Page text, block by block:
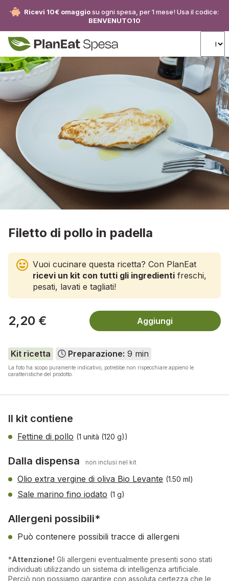
Ricevi 10€ omaggiosu ogni spesa, per 1 mese! Usa il codice:
BENVENUTO10
Filetto di pollo in padella
Vuoi cucinare questa ricetta? Con PlanEat
ricevi un kit con tutti gli ingredienti freschi,
pesati, lavati e tagliati!
2,20 € Aggiungi
Kit ricetta Preparazione: 9 min
La foto ha scopo puramente indicativo, potrebbe non rispecchiare appieno le
caratteristiche del prodotto.
Il kit contiene
Fettine di pollo (1 unità (120 g))
Dalla dispensa non inclusi nel kit
Olio extra vergine di oliva Bio Levante (1.50 ml)
Sale marino fino iodato (1 g)
Allergeni possibili*
Può contenere possibili tracce di allergeni
*Attenzione! Gli allergeni eventualmente presenti sono stati
individuati utilizzando un sistema di intelligenza artificiale.
Perciò non possiamo garantire con assoluta certezza che le